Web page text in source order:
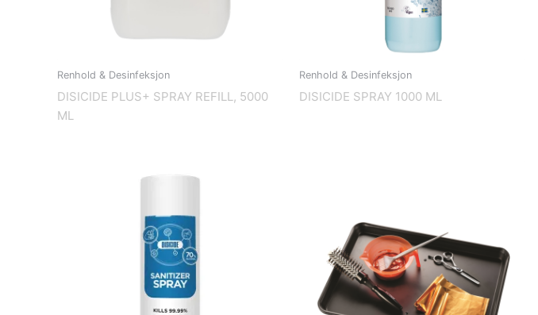
Renhold & Desinfeksjon
DISICIDE PLUS+ SPRAY REFILL, 5000
ML
Renhold & Desinfeksjon
DISICIDE SPRAY 1000 ML